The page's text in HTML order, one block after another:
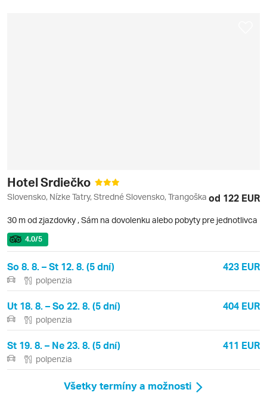
Hotel Srdiečko
Slovensko, Nízke Tatry, Stredné Slovensko, Trangoška od 122 EUR
30 m od zjazdovky ,Sám na dovolenku alebo pobyty pre jednotlivca
4.0/5
So 8. 8. – St 12. 8. (5 dní) 423 EUR
polpenzia
Ut 18. 8. – So 22. 8. (5 dní) 404 EUR
polpenzia
St 19. 8. – Ne 23. 8. (5 dní) 411 EUR
polpenzia
Všetky termíny a možnosti